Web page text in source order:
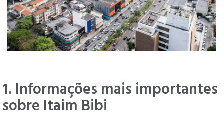
1. Informações mais importantes
sobre Itaim Bibi